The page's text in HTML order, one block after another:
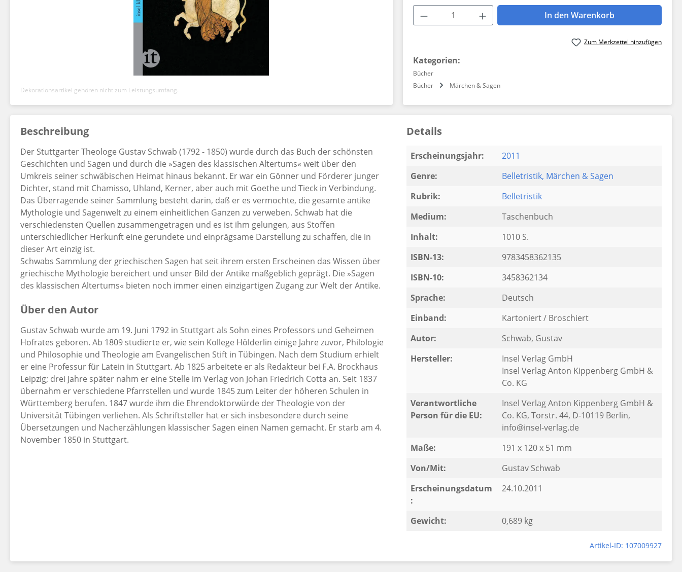
Dekorationsartikel gehören nicht zum Leistungsumfang.
Produkt Anzahl: Gib den gewünschten Wert
In den Warenkorb
Zum Merkzettel hinzufügen
Kategorien:
Bücher
Bücher
Märchen & Sagen
Beschreibung
Der Stuttgarter Theologe Gustav Schwab (1792 - 1850) wurde durch das Buch der schönsten
Geschichten und Sagen und durch die »Sagen des klassischen Altertums« weit über den
Umkreis seiner schwäbischen Heimat hinaus bekannt. Er war ein Gönner und Förderer junger
Dichter, stand mit Chamisso, Uhland, Kerner, aber auch mit Goethe und Tieck in Verbindung.
Das Überragende seiner Sammlung besteht darin, daß er es vermochte, die gesamte antike
Mythologie und Sagenwelt zu einem einheitlichen Ganzen zu verweben. Schwab hat die
verschiedensten Quellen zusammengetragen und es ist ihm gelungen, aus Stoffen
unterschiedlicher Herkunft eine gerundete und einprägsame Darstellung zu schaffen, die in
dieser Art einzig ist.
Schwabs Sammlung der griechischen Sagen hat seit ihrem ersten Erscheinen das Wissen über
griechische Mythologie bereichert und unser Bild der Antike maßgeblich geprägt. Die »Sagen
des klassischen Altertums« bieten noch immer einen einzigartigen Zugang zur Welt der Antike.
Über den Autor
Gustav Schwab wurde am 19. Juni 1792 in Stuttgart als Sohn eines Professors und Geheimen
Hofrates geboren. Ab 1809 studierte er, wie sein Kollege Hölderlin einige Jahre zuvor, Philologie
und Philosophie und Theologie am Evangelischen Stift in Tübingen. Nach dem Studium erhielt
er eine Professur für Latein in Stuttgart. Ab 1825 arbeitete er als Redakteur bei F.A. Brockhaus
Leipzig; drei Jahre später nahm er eine Stelle im Verlag von Johan Friedrich Cotta an. Seit 1837
übernahm er verschiedene Pfarrstellen und wurde 1845 zum Leiter der höheren Schulen in
Württemberg berufen. 1847 wurde ihm die Ehrendoktorwürde der Theologie von der
Universität Tübingen verliehen. Als Schriftsteller hat er sich insbesondere durch seine
Übersetzungen und Nacherzählungen klassischer Sagen einen Namen gemacht. Er starb am 4.
November 1850 in Stuttgart.
Details
Erscheinungsjahr:
2011
Genre:
Belletristik, Märchen & Sagen
Rubrik:
Belletristik
Medium:
Taschenbuch
Inhalt:
1010 S.
ISBN-13:
9783458362135
ISBN-10:
3458362134
Sprache:
Deutsch
Einband:
Kartoniert / Broschiert
Autor:
Schwab, Gustav
Hersteller:
Insel Verlag GmbH
Insel Verlag Anton Kippenberg GmbH &
Co. KG
Verantwortliche
Person für die EU:
Insel Verlag Anton Kippenberg GmbH &
Co. KG, Torstr. 44, D-10119 Berlin,
info@insel-verlag.de
Maße:
191 x 120 x 51 mm
Von/Mit:
Gustav Schwab
Erscheinungsdatum
:
24.10.2011
Gewicht: 0,689 kg
Artikel-ID: 107009927